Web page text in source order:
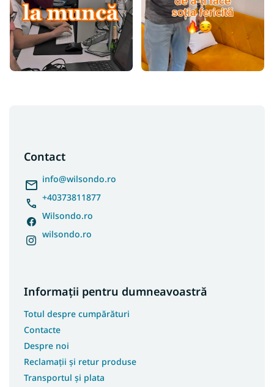
Contact
info@wilsondo.ro
+40373811877
Wilsondo.ro
wilsondo.ro
Informații pentru dumneavoastră
Totul despre cumpărături
Contacte
Despre noi
Reclamații și retur produse
Transportul și plata